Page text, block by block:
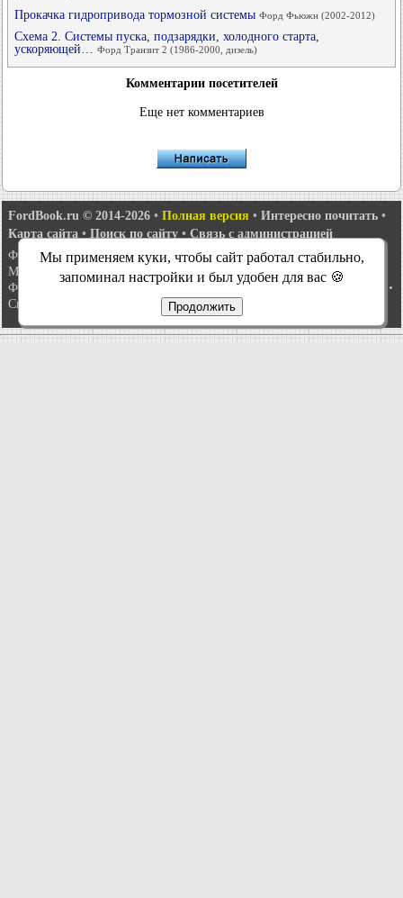
Прокачка гидропривода тормозной системы Форд Фьюжн (2002-2012)
Схема 2. Системы пуска, подзарядки, холодного старта,
ускоряющей… Форд Транзит 2 (1986-2000, дизель)
Комментарии посетителей
Еще нет комментариев
FordBook.ru © 2014-2026 • Полная версия • Интересно почитать •
Карта сайта • Поиск по сайту • Связь с администрацией
Фокус 1• Фокус Турнир 1•Фокус 2•Мондео 1•Мондео 1 и 2•
Мондео 2•Мондео 3•Мондео 4•Эскорт 3•Эскорт 4 •Эскорт 5
Фиеста 2
Таурус 1 и 2 Фьюжн • Скорпио 1
•
Сиерра
Мы применяем куки, чтобы сайт работал стабильно,
запоминал настройки и был удобен для вас 🍪
Продолжить